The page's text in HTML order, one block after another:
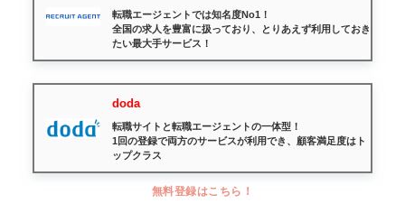
転職エージェントでは知名度No1！
全国の求人を豊富に扱っており、とりあえず利用しておき
たい最大手サービス！
doda
転職サイトと転職エージェントの一体型！
1回の登録で両方のサービスが利用でき、顧客満足度はト
ップクラス
無料登録はこちら！